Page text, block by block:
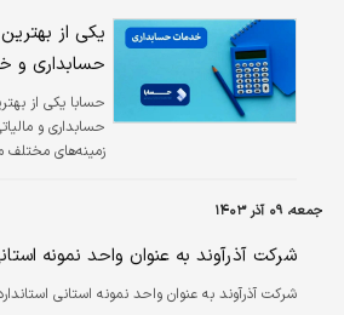
یکی از
حسابداری و
حسابا یکی از
حسابداری و
زمینه‌های مختلف
جمعه، ۰۹ آذر ۱۴۰۳
شرکت آذرآوند به عنوان واحد نمونه
شرکت آذرآوند به عنوان واحد نمونه استانی استاندارد در سال